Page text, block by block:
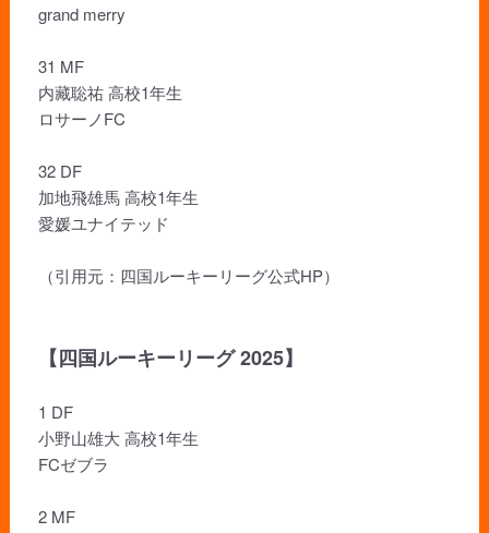
grand merry
31 MF
内藏聡祐 高校1年生
ロサーノFC
32 DF
加地飛雄馬 高校1年生
愛媛ユナイテッド
（引用元：四国ルーキーリーグ公式HP）
【四国ルーキーリーグ 2025】
1 DF
小野山雄大 高校1年生
FCゼブラ
2 MF